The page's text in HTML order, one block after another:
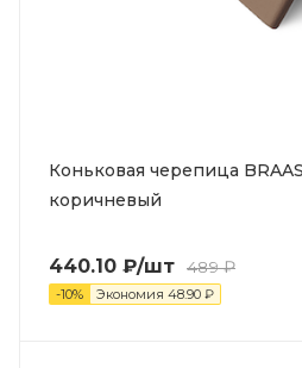
Коньковая черепица
коричневый
440.10 ₽/шт 489₽
-10% Экономия 48.90 ₽